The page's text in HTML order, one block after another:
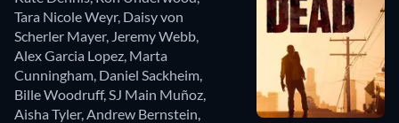
Tara Nicole Weyr, Daisy von
Scherler Mayer, Jeremy Webb
Alex Garcia Lopez Marta
Cunningham Daniel Sackheim
Bille Woodruff, SJ Main Muñoz
Aisha Tyler, Andrew Bernstein